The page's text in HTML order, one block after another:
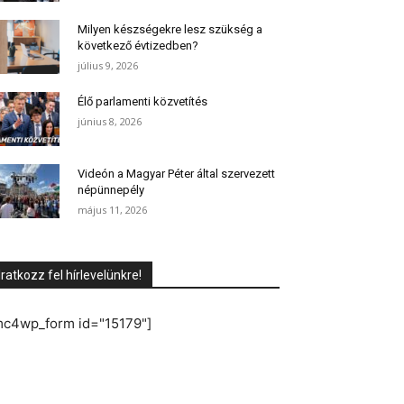
Milyen készségekre lesz szükség a
következő évtizedben?
július 9, 2026
Élő parlamenti közvetítés
június 8, 2026
Videón a Magyar Péter által szervezett
népünnepély
május 11, 2026
fel hírlevelünkre!
id="15179"]